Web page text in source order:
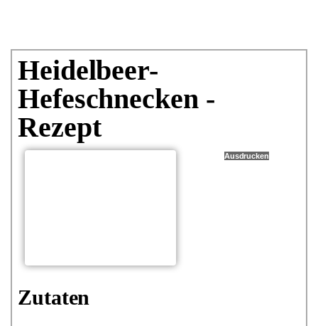
Heidelbeer-
Hefeschnecken -
Rezept
Ausdrucken
Zutaten